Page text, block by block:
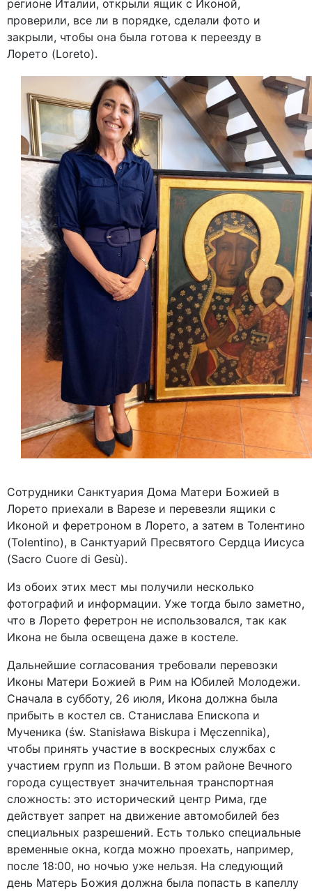
регионе Италии, открыли ящик с Иконой,
проверили, все ли в порядке, сделали фото и
закрыли, чтобы она была готова к переезду в
Лорето (Loreto).
Сотрудники Санктуария Дома Матери Божией в
Лорето приехали в Варезе и перевезли ящики с
Иконой и феретроном в Лорето, а затем в Толентино
(Tolentino), в Санктуарий Пресвятого Сердца Иисуса
(Sacro Cuore di Gesù).
Из обоих этих мест мы получили несколько
фотографий и информации. Уже тогда было заметно,
что в Лорето феретрон не использовался, так как
Икона не была освещена даже в костеле.
Дальнейшие согласования требовали перевозки
Иконы Матери Божией в Рим на Юбилей Молодежи.
Сначала в субботу, 26 июля, Икона должна была
прибыть в костел св. Станислава Епископа и
Мученика (św. Stanisława Biskupa i Męczennika),
чтобы принять участие в воскресных службах с
участием групп из Польши. В этом районе Вечного
города существует значительная транспортная
сложность: это исторический центр Рима, где
действует запрет на движение автомобилей без
специальных разрешений. Есть только специальные
временные окна, когда можно проехать, например,
после 18:00, но ночью уже нельзя. На следующий
день Матерь Божия должна была попасть в капеллу